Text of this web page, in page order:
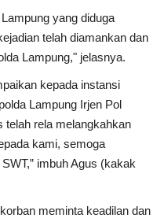
yang diduga
telah diamankan dan
Lampung," jelasnya.
kepada instansi
Lampung Irjen Pol
telah rela melangkahkan
kami, semoga
imbuh Agus (kakak
meminta keadilan dan